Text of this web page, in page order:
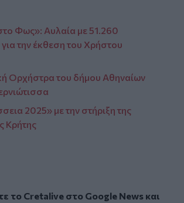
Φως»: Αυλαία με 51.260
την έκθεση του Χρήστου
Ορχήστρα του δήμου Αθηναίων
2025» με την στήριξη της
Κρήτης
το Cretalive στο Google Newsκαι